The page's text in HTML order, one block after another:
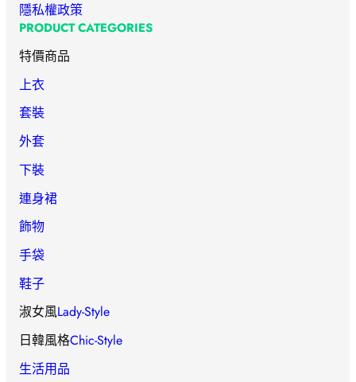
隱私權政策
PRODUCT CATEGORIES
特價商品
上衣
套裝
外套
下裝
連身裙
飾物
手袋
鞋子
淑女風Lady-Style
日韓風格Chic-Style
生活用品